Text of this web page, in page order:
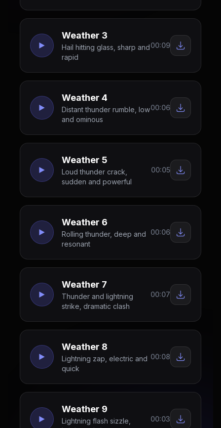
Weather 3
Hail hitting glass, sharp and
rapid
00:09
Weather 4
Distant thunder rumble, low
and ominous
00:06
Weather 5
Loud thunder crack,
sudden and powerful
00:05
Weather 6
Rolling thunder, deep and
resonant
00:06
Weather 7
Thunder and lightning
strike, dramatic clash
00:07
Weather 8
Lightning zap, electric and
quick
00:08
Weather 9
Lightning flash sizzle,
00:03